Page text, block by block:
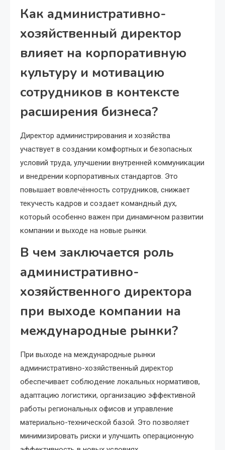
Как административно-
хозяйственный директор
влияет на корпоративную
культуру и мотивацию
сотрудников в контексте
расширения бизнеса?
Директор администрирования и хозяйства
участвует в создании комфортных и безопасных
условий труда, улучшении внутренней коммуникации
и внедрении корпоративных стандартов. Это
повышает вовлечённость сотрудников, снижает
текучесть кадров и создает командный дух,
который особенно важен при динамичном развитии
компании и выходе на новые рынки.
В чем заключается роль
административно-
хозяйственного директора
при выходе компании на
международные рынки?
При выходе на международные рынки
административно-хозяйственный директор
обеспечивает соблюдение локальных нормативов,
адаптацию логистики, организацию эффективной
работы региональных офисов и управление
материально-технической базой. Это позволяет
минимизировать риски и улучшить операционную